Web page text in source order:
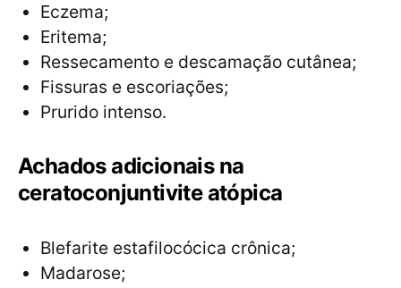
Eczema;
Eritema;
Ressecamento e descamação cutânea;
Fissuras e escoriações;
Prurido intenso.
Achados adicionais na
ceratoconjuntivite atópica
Blefarite estafilocócica crônica;
Madarose;